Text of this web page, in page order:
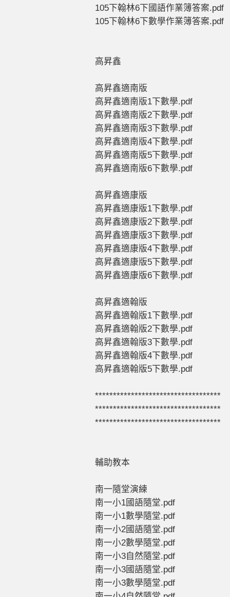
105下翰林6下國語作業簿答案.pdf
105下翰林6下數學作業簿答案.pdf
高昇鑫
高昇鑫適南版
高昇鑫適南版1下數學.pdf
高昇鑫適南版2下數學.pdf
高昇鑫適南版3下數學.pdf
高昇鑫適南版4下數學.pdf
高昇鑫適南版5下數學.pdf
高昇鑫適南版6下數學.pdf
高昇鑫適康版
高昇鑫適康版1下數學.pdf
高昇鑫適康版2下數學.pdf
高昇鑫適康版3下數學.pdf
高昇鑫適康版4下數學.pdf
高昇鑫適康版5下數學.pdf
高昇鑫適康版6下數學.pdf
高昇鑫適翰版
高昇鑫適翰版1下數學.pdf
高昇鑫適翰版2下數學.pdf
高昇鑫適翰版3下數學.pdf
高昇鑫適翰版4下數學.pdf
高昇鑫適翰版5下數學.pdf
***********************************
***********************************
***********************************
輔助教本
南一隨堂演練
南一小1國語隨堂.pdf
南一小1數學隨堂.pdf
南一小2國語隨堂.pdf
南一小2數學隨堂.pdf
南一小3自然隨堂.pdf
南一小3國語隨堂.pdf
南一小3數學隨堂.pdf